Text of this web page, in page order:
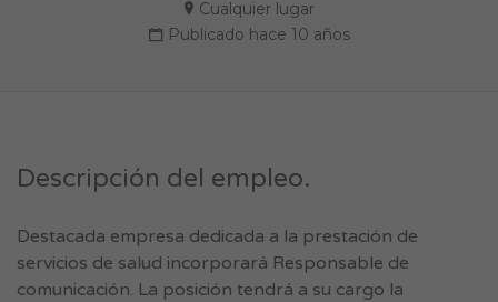
Cualquier lugar
Publicado hace 10 años
Descripción del empleo.
Destacada empresa dedicada a la prestación de
servicios de salud incorporará Responsable de
comunicación. La posición tendrá a su cargo la